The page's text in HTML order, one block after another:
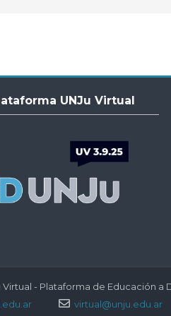
UNJu Virtual
Virtual - Plataforma de Educación a
virtual@unju.edu.ar